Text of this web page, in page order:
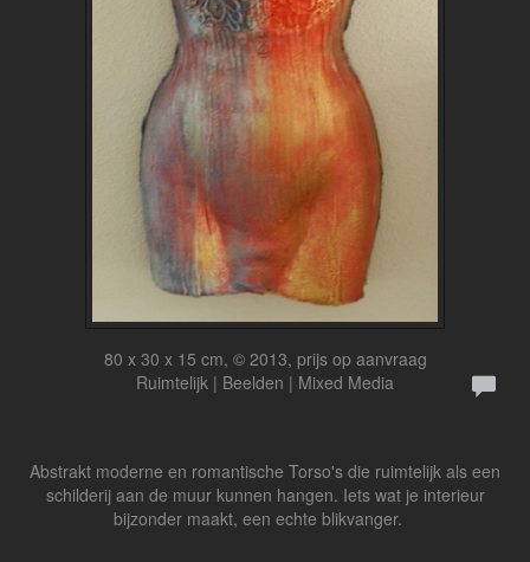
80 x 30 x 15 cm, © 2013, prijs op aanvraag
Ruimtelijk | Beelden | Mixed Media
Abstrakt moderne en romantische Torso's die ruimtelijk als een
schilderij aan de muur kunnen hangen. Iets wat je interieur
bijzonder maakt, een echte blikvanger.